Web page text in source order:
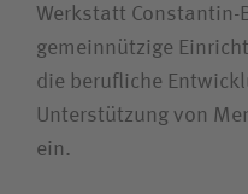
Werkstatt
gemeinnützige
die berufliche
Unterstützung von
ein.